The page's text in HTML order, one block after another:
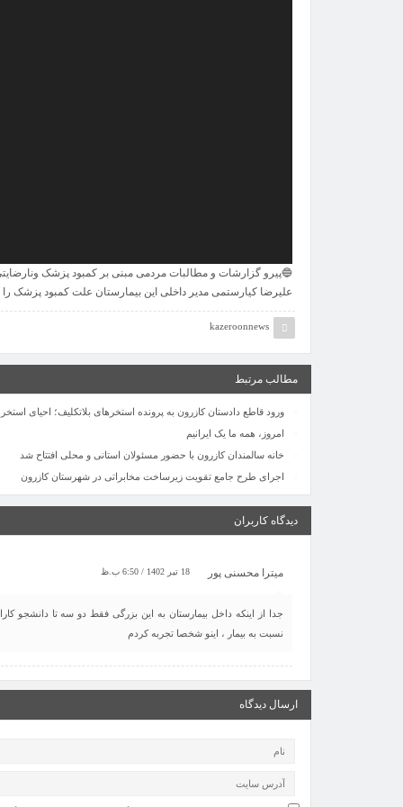
🔵پیرو گزارشات و مطالبات مردمی مبنی بر کمبود پزشک
علیرضا کیارستمی مدیر داخلی این بیمارستان علت کمبود پزشک
kazeroonnews
مطالب مرتبط
ورود قاطع دادستان کازرون به پرونده استخرهای بلاتکلیف؛ احیای
امروز، همه ما یک ایرانیم
خانه سالمندان کازرون با حضور مسئولان استانی و محلی افتتاح شد
اجرای طرح جامع تقویت زیرساخت مخابراتی در شهرستان کازرون
دیدگاه کاربران
میترا محسنی پور 18 تیر 1402 / 6:50 ب.ظ
جدا از اینکه داخل بیمارستان به این بزرگی فقط دو سه تا دانشجو
نسبت به بیمار ، اینو شخصا تجربه کردم
ارسال دیدگاه